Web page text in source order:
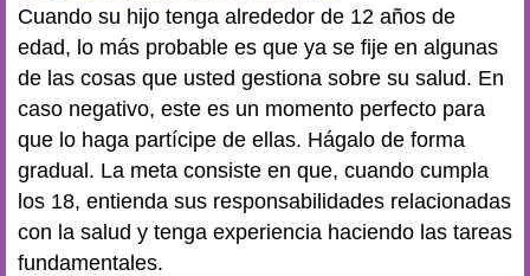
Cuando su hijo tenga alrededor de 12 años de
edad, lo más probable es que ya se fije en algunas
de las cosas que usted gestiona sobre su salud. En
caso negativo, este es un momento perfecto para
que lo haga partícipe de ellas. Hágalo de forma
gradual. La meta consiste en que, cuando cumpla
los 18, entienda sus responsabilidades relacionadas
con la salud y tenga experiencia haciendo las tareas
fundamentales.